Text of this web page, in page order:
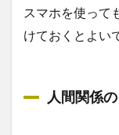
スマホを使って
けておくとよい
人間関係